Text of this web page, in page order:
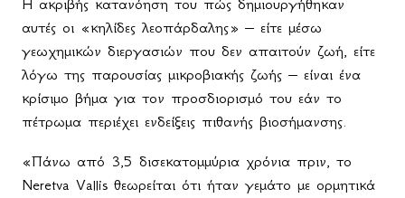
Η ακριβής κατανόηση του πώς δημιουργήθηκαν
αυτές οι «κηλίδες λεοπάρδαλης» – είτε μέσω
γεωχημικών διεργασιών που δεν απαιτούν ζωή, είτε
λόγω της παρουσίας μικροβιακής ζωής – είναι ένα
κρίσιμο βήμα για τον προσδιορισμό του εάν το
πέτρωμα περιέχει ενδείξεις πιθανής βιοσήμανσης.
«Πάνω από 3,5 δισεκατομμύρια χρόνια πριν, το
Neretva Vallis θεωρείται ότι ήταν γεμάτο με ορμητικά